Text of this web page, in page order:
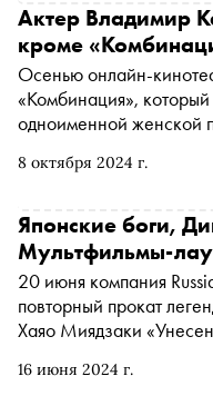
при этом не по годам
анимационного фильма
прокате уже 23
мультфильмов, которые
открыть для себя этот
8 октября 2024 г.
Актер Владимир
кроме
Осенью онлайн-
«Комбинация»,
одноименной женской
показал лучший старт
композитора Виталия
Канухин. «Сноб»
Виталий Окороков
правила своего
навсегда, а также — о
театре
16 июня 2024 г.
Японские боги,
Мультфильмы-
20 июня компания
повторный прокат
Хаяо Миядзаки
категории «Лучший